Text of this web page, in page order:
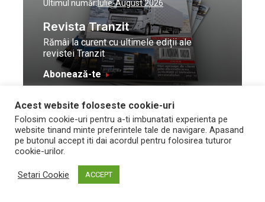
Ultimul număr:Iulie-August 2026
Revista Tranzit
Rămâi la curent cu ultimele ediții ale
revistei Tranzit
Abonează-te
© Toate drepturile
rezervate Trafic Media
2026
Design by
and development by Neo
Vision Technologies
Acest website foloseste cookie-uri
Folosim cookie-uri pentru a-ti imbunatati experienta pe
website tinand minte preferintele tale de navigare. Apasand
pe butonul accept iti dai acordul pentru folosirea tuturor
cookie-urilor.
Setari Cookie ACCEPT